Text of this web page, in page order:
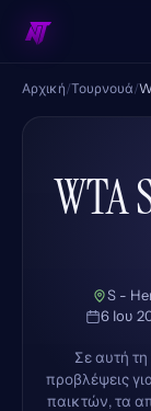
Αρχική/Τουρνουά/
WTA
S -
6 Ιου
Σε αυτή τη
προβλέψεις
παικτών, τα